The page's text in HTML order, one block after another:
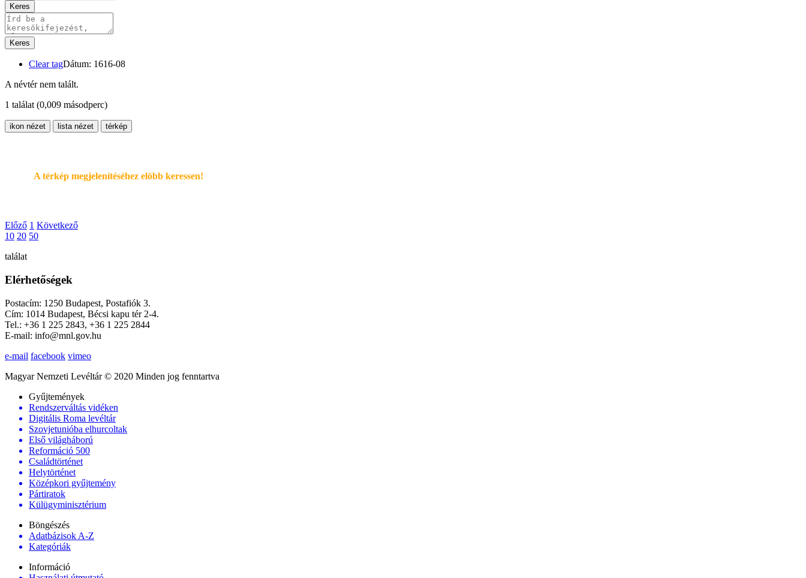
Keres
Keres
Clear tagDátum: 1616-08
A névtér nem talált.
1 találat(0,009 másodperc)
ikon nézet lista nézet térkép
A térkép megjelenítéséhez elöbb keressen!
Előző 1 Következő
10 20 50
találat
Elérhetőségek
Postacím: 1250 Budapest, Postafiók 3.
Cím: 1014 Budapest, Bécsi kapu tér 2-4.
Tel.: +36 1 225 2843, +36 1 225 2844
E-mail: info@mnl.gov.hu
e-mail facebook vimeo
Magyar Nemzeti Levéltár © 2020 Minden jog fenntartva
Gyűjtemények
Rendszerváltás vidéken
Digitális Roma levéltár
Szovjetunióba elhurcoltak
Első világháború
Reformáció 500
Családtörténet
Helytörténet
Középkori gyűjtemény
Pártiratok
Külügyminisztérium
Böngészés
Adatbázisok A-Z
Kategóriák
Információ